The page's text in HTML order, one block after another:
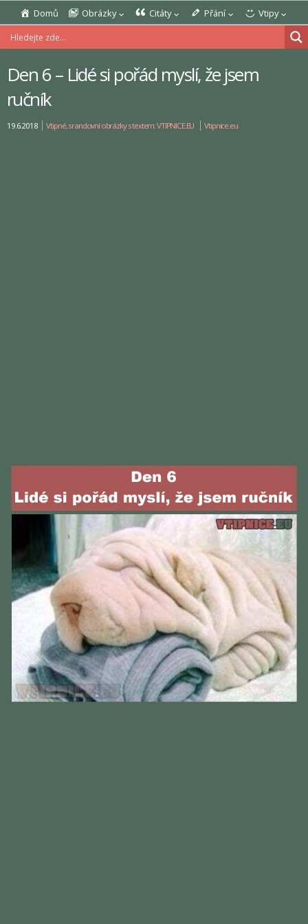
Domů Obrázky Citáty Přání Vtipy
Den 6 – Lidé si pořád myslí, že jsem
ručník
19.6.2018 Vtipné, srandovní obrázky s textem: VTIPNICE.EU Vtipnice.eu